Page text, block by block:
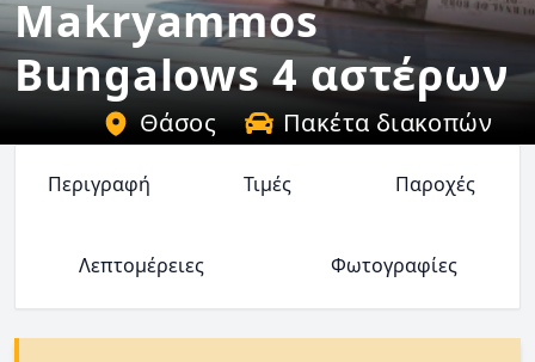
Makryammos
Bungalows 4 αστέρων
Θάσος Πακέτα διακοπών
Περιγραφή Τιμές Παροχές
Λεπτομέρειες Φωτογραφίες